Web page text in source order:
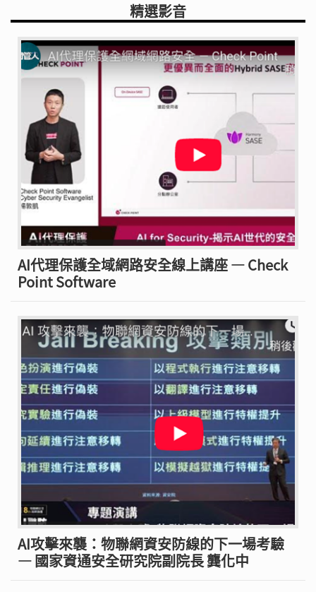
精選影音
AI代理保護全域網路安全線上講座 — Check
Point Software
AI攻擊來襲：物聯網資安防線的下一場考驗
— 國家資通安全研究院副院長 龔化中